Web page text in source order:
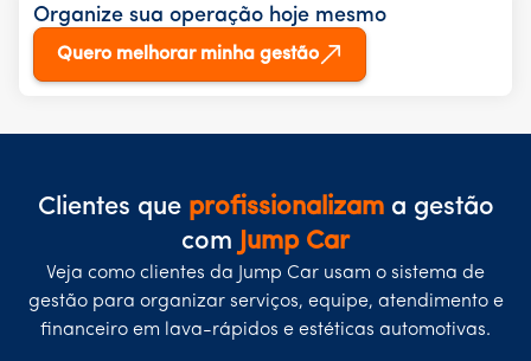
Organize sua operação hoje mesmo
Quero melhorar minha gestão
Clientes que profissionalizama gestão
com
Jump Car
Veja como clientes da Jump Car usam o sistema de
gestão para organizar serviços, equipe, atendimento e
financeiro em lava-rápidos e estéticas automotivas.